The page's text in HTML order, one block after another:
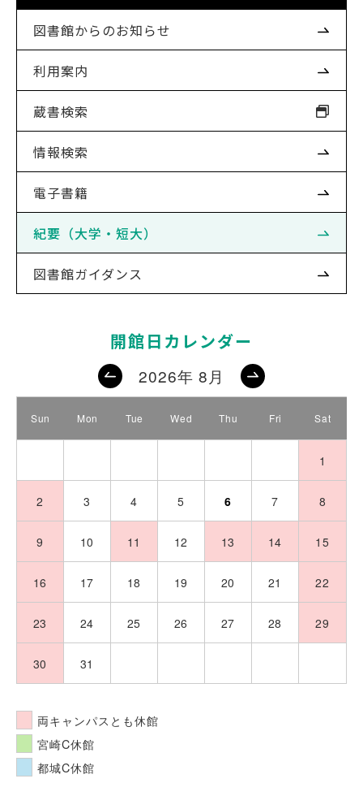
図書館からのお知らせ
利用案内
蔵書検索
情報検索
電子書籍
紀要（大学・短大）
図書館ガイダンス
開館日カレンダー
2026年 8月
Sun Mon Tue Wed Thu Fri Sat
1
2 3 4 5 6 7 8
9 10 11 12 13 14 15
16 17 18 19 20 21 22
23 24 25 26 27 28 29
30 31
両キャンパスとも休館
宮崎C休館
都城C休館